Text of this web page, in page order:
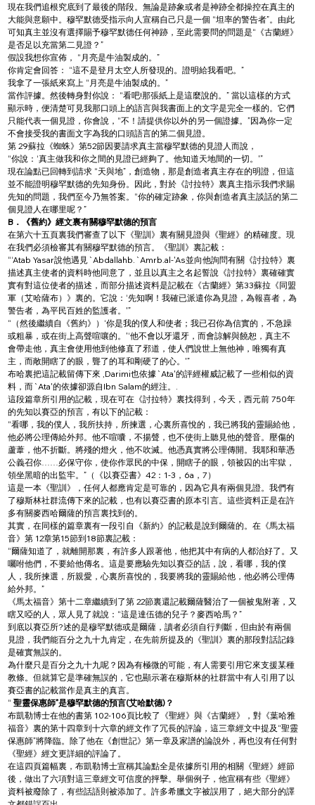
現在我們追根究底到了最後的階段。無論是跡象或者是神跡全都操控在真主的
大能與意願中。穆罕默德受指示向人宣稱自己只是一個 “坦率的警告者”。由此
可知真主並沒有選擇賜予穆罕默德任何神跡，至此需要問的問題是“《古蘭經》
是否足以充當第二見證？”
假設我想你宣佈， “月亮是牛油製成的。”
你肯定會回答： “這不是登月太空人所發現的。證明給我看吧。”
我拿了一張紙來寫上 “月亮是牛油製成的。”
當作評據。然後轉身對你說： “看吧!那張紙上是這麼說的。” 當以這樣的方式
顯示時，便清楚可見我那口頭上的語言與我書面上的文字是完全一樣的。它們
只能代表一個見證，你會說，“不！請提供你以外的另一個證據。”因為你一定
不會接受我的書面文字為我的口頭語言的第二個見證。
第 29蘇拉《蜘蛛》第52節因要請求真主當穆罕默德的見證人而說，
“你說：‘真主做我和你之間的見證已經夠了。他知道天地間的一切。'”
現在論點已回轉到請求 “天與地”，創造物，那是創造者真主存在的明證，但這
並不能證明穆罕默德的先知身份。因此，對於《討拉特》裏真主指示我們求賜
先知的問題，我們至今乃無答案。“你的確定跡象，你與創造者真主談話的第二
個見證人在哪里呢？”
B．《舊約》經文裏有關穆罕默德的預言
在第六十五頁裏我們審查了以下《聖訓》裏有關見證與《聖經》的精確度。現
在我們必須檢審其有關穆罕默德的預言。《聖訓》裏記載：
“‘Atab Yasar說他遇見`Abdallahb.`Amrb.al-'As並向他詢問有關《討拉特》裏
描述真主使者的資料時他同意了，並且以真主之名起誓說《討拉特》裏確確實
實有對這位使者的描述，而部分描述資料是記載在《古蘭經》第33蘇拉《同盟
軍（艾哈薩布）》裏的。它說：‘先知啊！我確已派遣你為見證，為報喜者，為
警告者，為平民百姓的監護者。'”
“（然後繼續自《舊約》）‘你是我的僕人和使者；我已召你為信實的，不急躁
或粗暴，或在街上高聲喧嚷的。'‘他不會以牙還牙，而會諒解與饒恕，真主不
會帶走他，真主會使用他到他修直了邪道，使人們說世上無他神，唯獨有真
主，而敞開瞎了的眼，聾了的耳和剛硬了的心。'”
布哈裏把這記載留傳下來 ,Darimi也依據`Ata'的評經權威記載了一些相似的資
料，而`Ata'的依據卻源自Ibn Salam的經注。.
這段篇章所引用的記載，現在可在《討拉特》裏找得到，今天，西元前 750年
的先知以賽亞的預言，有以下的記載：
“看哪，我的僕人，我所扶持，所揀選，心裏所喜悅的，我已將我的靈賜給他，
他必將公理傳給外邦。他不喧囔，不揚聲，也不使街上聽見他的聲音。壓傷的
蘆葦，他不折斷。將殘的燈火，他不吹滅。他憑真實將公理傳開。我耶和華憑
公義召你……必保守你，使你作眾民的中保，開瞎子的眼，領被囚的出牢獄，
領坐黑暗的出監牢。”（《以賽亞書》42：1-3，6a，7）
這是一本《聖訓》，任何人都應肯定是可靠的，因為它具有兩個見證。我們有
了穆斯林社群流傳下來的記載，也有以賽亞書的原本引言。這些資料正是在許
多有關麥西哈爾薩的預言裏找到的。
其實，在同樣的篇章裏有一段引自《新約》的記載是說到爾薩的。在《馬太福
音》第 12章第15節到18節裏記載：
“爾薩知道了，就離開那裏，有許多人跟著他，他把其中有病的人都治好了。又
囑咐他們，不要給他傳名。這是要應驗先知以賽亞的話，說，看哪，我的僕
人，我所揀選，所親愛，心裏所喜悅的，我要將我的靈賜給他，他必將公理傳
給外邦。”
《馬太福音》第十二章繼續到了第 22節裏還記載爾薩醫治了一個被鬼附著，又
瞎又啞的人，眾人見了就說：“這是達伍德的兒子？麥西哈馬？”
到底以賽亞所?述的是穆罕默德或是爾薩，讀者必須自行判斷，但由於有兩個
見證，我們能百分之九十九肯定，在先前所提及的《聖訓》裏的那段對話記錄
是確實無誤的。
為什麼只是百分之九十九呢？因為有極微的可能，有人需要引用它來支援某種
教條。但就算它是準確無誤的，它也顯示著在穆斯林的社群當中有人引用了以
賽亞書的記載當作是真主的真言。
“ 聖靈保惠師”是穆罕默德的預言(艾哈默德)？
布凱勒博士在他的書第 102-106頁比較了《聖經》與《古蘭經》，對《葉哈雅
福音》裏的第十四章到十六章的經文作了冗長的評論，這三章經文中提及“聖靈
保惠師”將降臨。除了他在《創世記》第一章及家譜的論說外，再也沒有任何對
《聖經》經文更詳細的評論了。
在這四頁篇幅裏，布凱勒博士宣稱其論點全是依據所引用的相關《聖經》經節
後，做出了六項對這三章經文可信度的抨擊。舉個例子，他宣稱有些《聖經》
資料被廢除了，有些話語則被添加了。許多希臘文字被誤用了，絕大部分的譯